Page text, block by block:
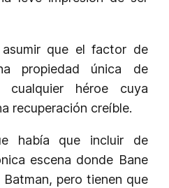
asumir que el factor de
propiedad única de
cualquier héroe cuya
recuperación creíble.
había que incluir de
escena donde Bane
pero tienen que